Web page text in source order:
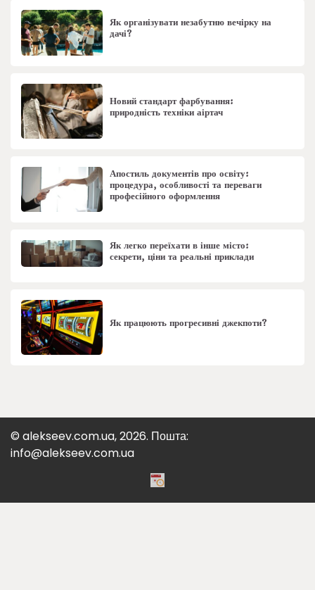
Як організувати незабутню вечірку на
дачі?
Новий стандарт фарбування:
природність техніки аіртач
Апостиль документів про освіту:
процедура, особливості та переваги
професійного оформлення
Як легко переїхати в інше місто:
секрети, ціни та реальні приклади
Як працюють прогресивні джекпоти?
© alekseev.com.ua, 2026. Пошта:
info@alekseev.com.ua